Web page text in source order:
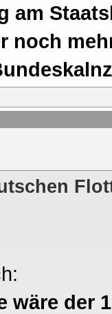
am
noch
wäre der